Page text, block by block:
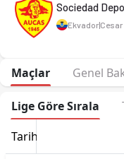
Sociedad
Ekvador|
Maçlar Genel
Lige Göre Sırala
Tarih